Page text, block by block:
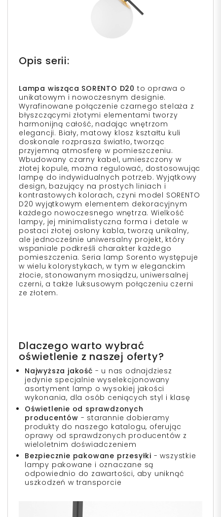
Opis serii:
Lampa wisząca SORENTO D20 to oprawa o
unikatowym i nowoczesnym designie.
Wyrafinowane połączenie czarnego stelaża z
błyszczącymi złotymi elementami tworzy
harmonijną całość, nadając wnętrzom
elegancji. Biały, matowy klosz kształtu kuli
doskonale rozprasza światło, tworząc
przyjemną atmosferę w pomieszczeniu.
Wbudowany czarny kabel, umieszczony w
złotej kopule, można regulować, dostosowując
lampę do indywidualnych potrzeb. Wyjątkowy
design, bazujący na prostych liniach i
kontrastowych kolorach, czyni model SORENTO
D20 wyjątkowym elementem dekoracyjnym
każdego nowoczesnego wnętrza. Wielkość
lampy, jej minimalistyczna forma i detale w
postaci złotej osłony kabla, tworzą unikalny,
ale jednocześnie uniwersalny projekt, który
wspaniale podkreśli charakter każdego
pomieszczenia. Seria lamp Sorento występuje
w wielu kolorystykach, w tym w eleganckim
złocie, stonowanym mosiądzu, uniwersalnej
czerni, a także luksusowym połączeniu czerni
ze złotem.
Dlaczego warto wybrać
oświetlenie z naszej oferty?
Najwyższa jakość - u nas odnajdziesz
jedynie specjalnie wyselekcjonowany
asortyment lamp o wysokiej jakości
wykonania, dla osób ceniących styl i klasę
Oświetlenie od sprawdzonych
producentów - starannie dobieramy
produkty do naszego katalogu, oferując
oprawy od sprawdzonych producentów z
wieloletnim doświadczeniem
Bezpiecznie pakowane przesyłki - wszystkie
lampy pakowane i oznaczane są
odpowiednio do zawartości, aby uniknąć
uszkodzeń w transporcie